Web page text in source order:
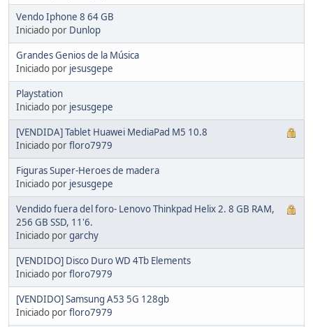
Vendo Iphone 8 64 GB
Iniciado por Dunlop
Grandes Genios de la Música
Iniciado por jesusgepe
Playstation
Iniciado por jesusgepe
[VENDIDA] Tablet Huawei MediaPad M5 10.8
Iniciado porfloro7979
Figuras Super-Heroes de madera
Iniciado por jesusgepe
Vendido fuera del foro- Lenovo Thinkpad Helix 2. 8 GB RAM,
256 GB SSD, 11'6.
Iniciado porgarchy
[VENDIDO] Disco Duro WD 4Tb Elements
Iniciado porfloro7979
[VENDIDO] Samsung A53 5G 128gb
Iniciado porfloro7979